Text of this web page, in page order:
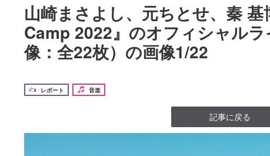
山崎まさよし、元ちとせ、秦
Camp 2022』のオフィシャル
像：全22枚）の画像1/22
レポート 音楽
記事に戻る